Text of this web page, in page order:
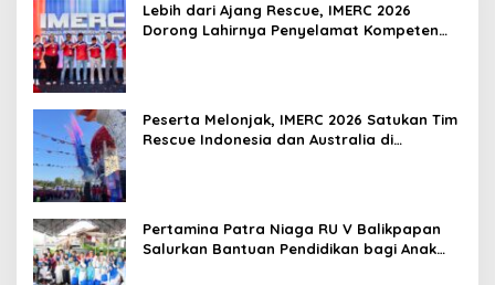
Lebih dari Ajang Rescue, IMERC 2026
Dorong Lahirnya Penyelamat Kompeten
Peserta Melonjak, IMERC 2026 Satukan Tim
Rescue Indonesia dan Australia di
Pertamina Patra Niaga RU V Balikpapan
Salurkan Bantuan Pendidikan bagi Anak